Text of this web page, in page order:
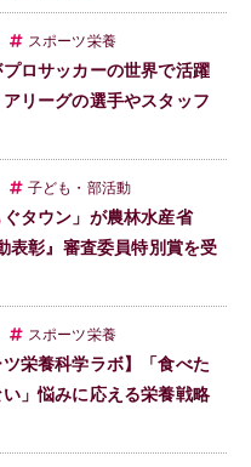
スポーツ栄養
ロサッカーの世界で活躍
リーグの選手やスタッフ
子ども・部活動
タウン」が農林水産省
表彰』審査委員特別賞を受
スポーツ栄養
ツ栄養科学ラボ】「食べた
」悩みに応える栄養戦略